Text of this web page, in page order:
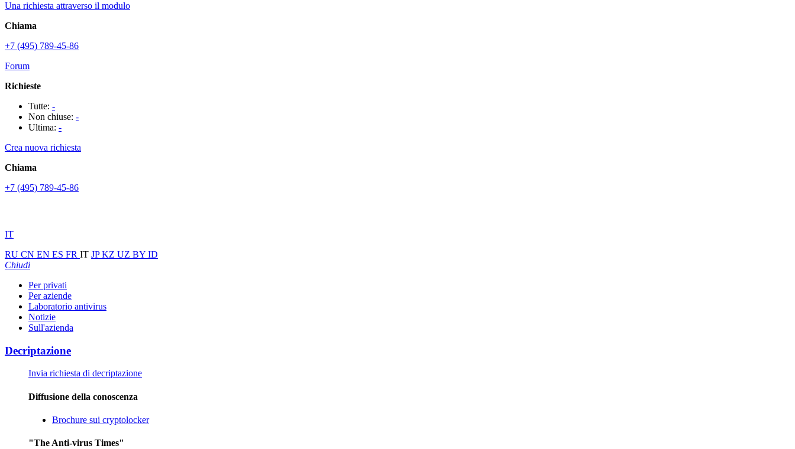
Una richiesta attraverso il modulo
Chiama
+7 (495) 789-45-86
Forum
Richieste
Tutte: -
Non chiuse: -
Ultima: -
Crea nuova richiesta
Chiama
+7 (495) 789-45-86
IT
RU CN EN ES FR IT JPKZ UZ BY ID
Chiudi
Per privati
Per aziende
Laboratorio antivirus
Notizie
Sull'azienda
Decriptazione
Invia richiesta di decriptazione
Diffusione della conoscenza
Brochure sui cryptolocker
"The Anti-virus Times"